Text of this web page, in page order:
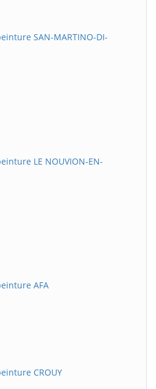
SAN-MARTINO-DI-
LE NOUVION-EN-
AFA
CROUY